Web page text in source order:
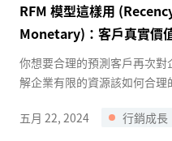
RFM 模型這樣用
Monetary)：客戶真實價
你想要合理的預測客戶再次
解企業有限的資源該如何合
五月 22, 2024
行銷成長